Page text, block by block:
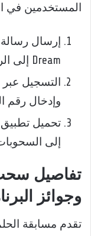
المستخدمين في
إرسال
Dream إلى الرقم المخصص للدولة.
وإدخال رقم
إلى
وجوائز